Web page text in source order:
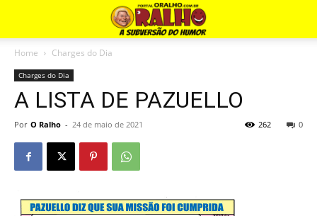
Home Charges do Dia
Charges do Dia
A LISTA DE PAZUELLO
Por O Ralho - 24 de maio de 2021 0
262